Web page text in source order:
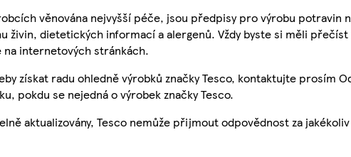
věnována nejvyšší péče, jsou předpisy pro výrobu potravin
živin, dietetických informací a alergenů. Vždy byste si měli
internetových stránkách.
získat radu ohledně výrobků značky Tesco, kontaktujte prosím
pokdu se nejedná o výrobek značky Tesco.
aktualizovány, Tesco nemůže přijmout odpovědnost za